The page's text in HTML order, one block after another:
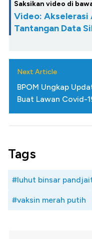
Saksikan video di
Video: Akselerasi
Tantangan Data
Next Article
BPOM Ungkap
Buat Lawan Covid-
Tags
#luhut binsar
#vaksin merah putih